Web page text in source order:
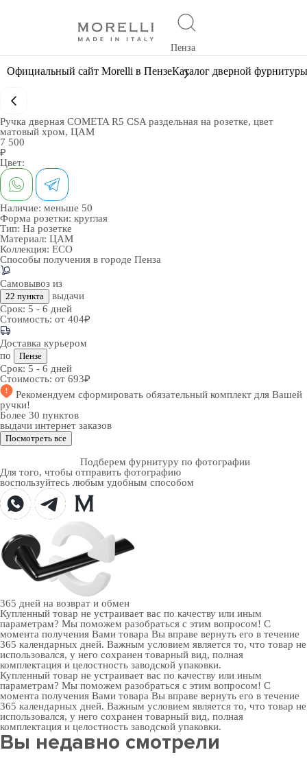
Пенза
Официальный сайт Morelli в ПензеКаталог дверной фурнитуры
Ручка дверная COMETA R5 CSA раздельная на розетке, цвет
матовый хром, ЦАМ
7 500
₽
Цвет:
Наличие: меньше 50
Форма розетки: круглая
Тип: На розетке
Материал: ЦАМ
Коллекция: ECO
Способы получения в городе Пенза
Самовывоз из
22 пункта
выдачи
Срок: 5 - 6 дней
Стоимость: от 404₽
Доставка курьером
по
Пензе
Срок: 5 - 6 дней
Стоимость: от 693₽
Рекомендуем сформировать обязательный комплект для Вашей
ручки!
Более 30 пунктов
выдачи интернет заказов
Посмотреть все
Подберем фурнитуру по фотографии
Для того, чтобы отправить фотографию
воспользуйтесь любым удобным способом
365 дней на возврат и обмен
Купленный товар не устраивает вас по качеству или иным
параметрам? Мы поможем разобраться с этим вопросом! С
момента получения Вами товара Вы вправе вернуть его в течение
365 календарных дней. Важным условием является то, что товар не
использовался, у него сохранен товарный вид, полная
комплектация и целостность заводской упаковки.
Купленный товар не устраивает вас по качеству или иным
параметрам? Мы поможем разобраться с этим вопросом! С
момента получения Вами товара Вы вправе вернуть его в течение
365 календарных дней. Важным условием является то, что товар не
использовался, у него сохранен товарный вид, полная
комплектация и целостность заводской упаковки.
Вы недавно смотрели